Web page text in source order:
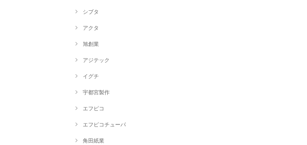
シブタ
アクタ
旭創業
アジテック
イグチ
宇都宮製作
エフピコ
エフピコチューパ
角田紙業